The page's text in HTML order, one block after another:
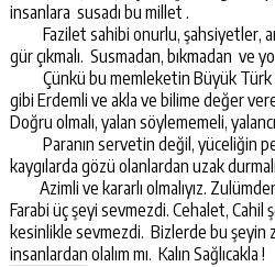
insanlara susadı bu millet .
Fazilet sahibi onurlu, şahsiyetler,
gür çıkmalı. Susmadan, bıkmadan ve
Çünkü bu memleketin Büyük Türk
gibi Erdemli ve akla ve bilime değer
Doğru olmalı, yalan söylememeli,
Paranın servetin değil, yüceliğin
kaygılarda gözü olanlardan uzak
Azimli ve kararlı olmalıyız.
Farabi üç şeyi sevmezdi. Cehalet, Cahil
kesinlikle sevmezdi. Bizlerde bu şeyin
insanlardan olalım mı. Kalın Sağlıcakla !